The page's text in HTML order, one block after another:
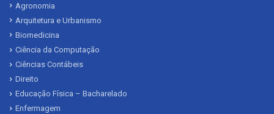
Agronomia
Arquitetura e Urbanismo
Biomedicina
Ciência da Computação
Ciências Contábeis
Direito
Educação Física – Bacharelado
Enfermagem